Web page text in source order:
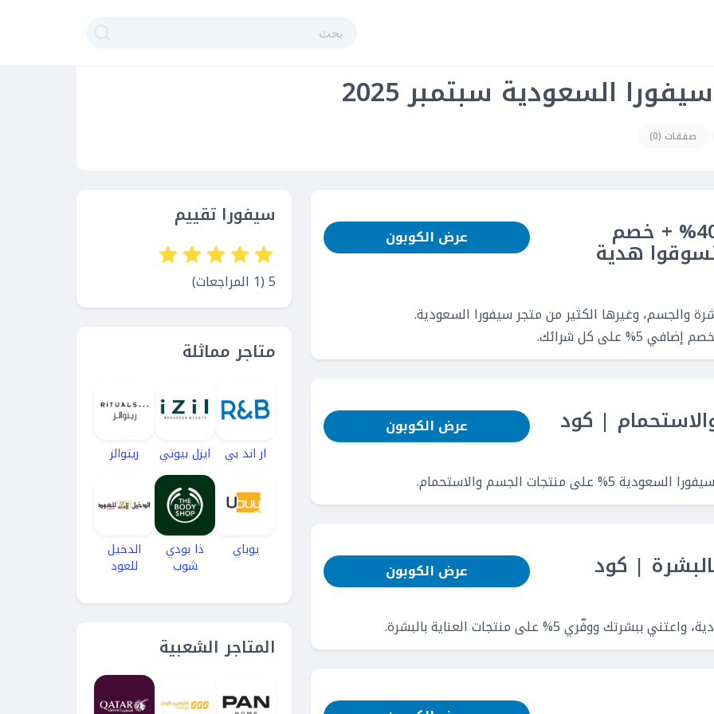
السعودية سبتمبر 2025
صفقات (0)
كود خصم سيفورا: خصم حتى 40% + خصم
تسوقوا هدية عرض الكوبون
والجسم، وغيرها الكثير من متجر سيفورا السعودية.
والاستحمام | كود عرض الكوبون
الجسم والاستحمام.
بالبشرة | كود عرض الكوبون
5% على منتجات العناية بالبشرة.
سيفورا تقييم
5 (1 المراجعات)
متاجر مماثلة
ار اند بي ايزل بيوتي ريتوالز
يوباي ذا بودي
شوب
الدخيل
للعود
المتاجر الشعبية